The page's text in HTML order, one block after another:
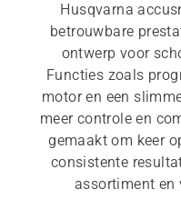
Husqvarna
betrouwbare
ontwerp voor
Functies zoals
motor en een
meer controle en
gemaakt om keer
consistente
assortiment en